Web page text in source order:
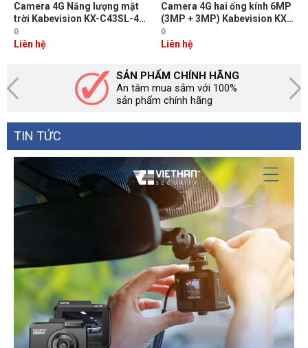
Camera 4G Năng lượng mặt
trời Kabevision KX-C43SL-4G
4MP, Còi hú, Đèn chớp cảnh
báo, Tích hợp cảm biến PIR,
0
Liên hệ
Camera 4G hai ống kính 6MP
(3MP + 3MP) Kabevision KX-
SM6L-4G, Cảnh báo đèn &
còi, Đàm thoại 2 chiều, Nhận
0
Liên hệ
SẢN PHẨM CHÍNH HÃNG
An tâm mua sắm với 100%
sản phẩm chính hãng
TIN TỨC